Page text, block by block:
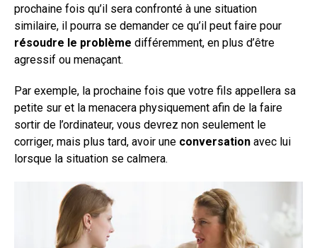
prochaine fois qu’il sera confronté à une situation
similaire, il pourra se demander ce qu’il peut faire pour
résoudre le problème différemment, en plus d’être
agressif ou menaçant.
Par exemple, la prochaine fois que votre fils appellera sa
petite sur et la menacera physiquement afin de la faire
sortir de l’ordinateur, vous devrez non seulement le
corriger, mais plus tard, avoir une conversation avec lui
lorsque la situation se calmera.